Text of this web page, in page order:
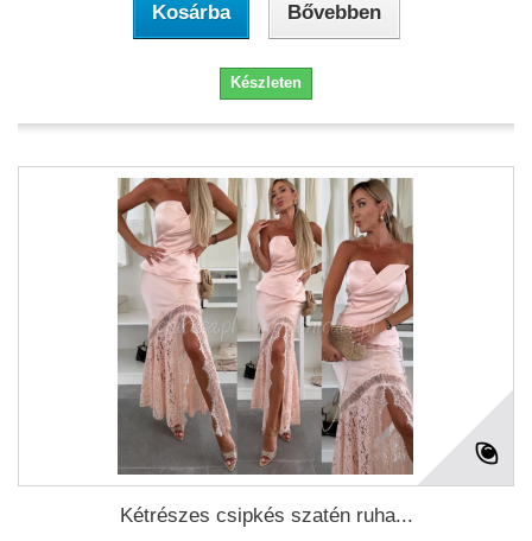
Kosárba Bővebben
Készleten
Kétrészes csipkés szatén ruha...